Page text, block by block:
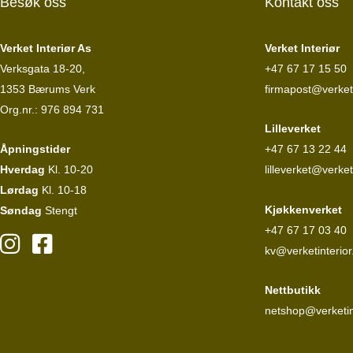
Verket Interiør As
Verksgata 18-20,
1353 Bærums Verk
Org.nr.: 976 894 731
Åpningstider
Hverdag Kl. 10-20
Lørdag Kl. 10-18
Søndag Stengt
Verket Interiør
+47 67 17 15 50
Lilleverket
+47 67 13 22 44
Kjøkkenverket
+47 67 17 03 40
Nettbutikk